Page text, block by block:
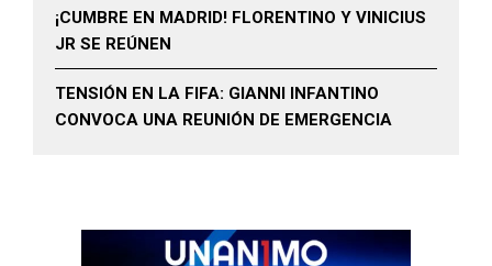
¡CUMBRE EN MADRID! FLORENTINO Y VINICIUS
JR SE REÚNEN
TENSIÓN EN LA FIFA: GIANNI INFANTINO
CONVOCA UNA REUNIÓN DE EMERGENCIA